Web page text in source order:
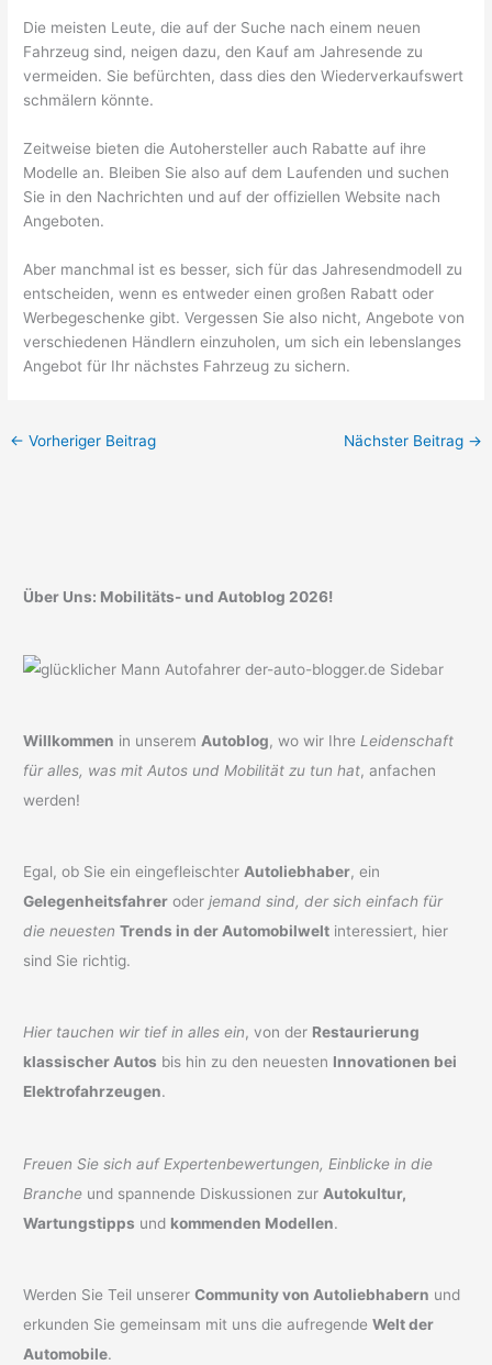
Die meisten Leute, die auf der Suche nach einem neuen
Fahrzeug sind, neigen dazu, den Kauf am Jahresende zu
vermeiden. Sie befürchten, dass dies den Wiederverkaufswert
schmälern könnte.
Zeitweise bieten die Autohersteller auch Rabatte auf ihre
Modelle an. Bleiben Sie also auf dem Laufenden und suchen
Sie in den Nachrichten und auf der offiziellen Website nach
Angeboten.
Aber manchmal ist es besser, sich für das Jahresendmodell zu
entscheiden, wenn es entweder einen großen Rabatt oder
Werbegeschenke gibt. Vergessen Sie also nicht, Angebote von
verschiedenen Händlern einzuholen, um sich ein lebenslanges
Angebot für Ihr nächstes Fahrzeug zu sichern.
← Vorheriger Beitrag Nächster Beitrag →
Über Uns: Mobilitäts- und Autoblog 2026!
Willkommen in unserem Autoblog, wo wir Ihre Leidenschaft
für alles, was mit Autos und Mobilität zu tun hat, anfachen
werden!
Egal, ob Sie ein eingefleischter Autoliebhaber, ein
Gelegenheitsfahrer oderjemand sind, der sich einfach für
die neuesten Trends in der Automobilwelt interessiert, hier
sind Sie richtig.
Hier tauchen wir tief in alles ein, von der Restaurierung
klassischer Autos bis hin zu den neuesten Innovationen bei
Elektrofahrzeugen.
Freuen Sie sich auf Expertenbewertungen, Einblicke in die
Branche und spannende Diskussionen zur Autokultur,
Wartungstipps und kommenden Modellen.
Werden Sie Teil unsererCommunity von Autoliebhabern und
erkunden Sie gemeinsam mit uns die aufregendeWelt der
Automobile.